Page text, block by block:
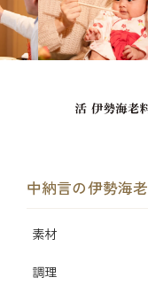
中納言の伊勢海老
素材
調理